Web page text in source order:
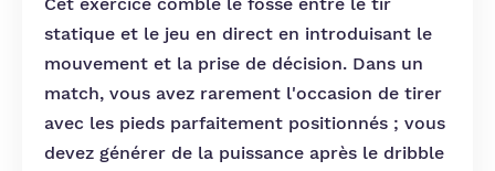
statique et le jeu en direct en introduisant le
mouvement et la prise de décision. Dans un
match, vous avez rarement l'occasion de tirer
avec les pieds parfaitement positionnés ; vous
devez générer de la puissance après le dribble